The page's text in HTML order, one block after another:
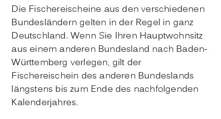
Die Fischereischeine aus den verschiedenen
Bundesländern gelten in der Regel in ganz
Deutschland. Wenn Sie Ihren Hauptwohnsitz
aus einem anderen Bundesland nach Baden-
Württemberg verlegen, gilt der
Fischereischein des anderen Bundeslands
längstens bis zum Ende des nachfolgenden
Kalenderjahres.